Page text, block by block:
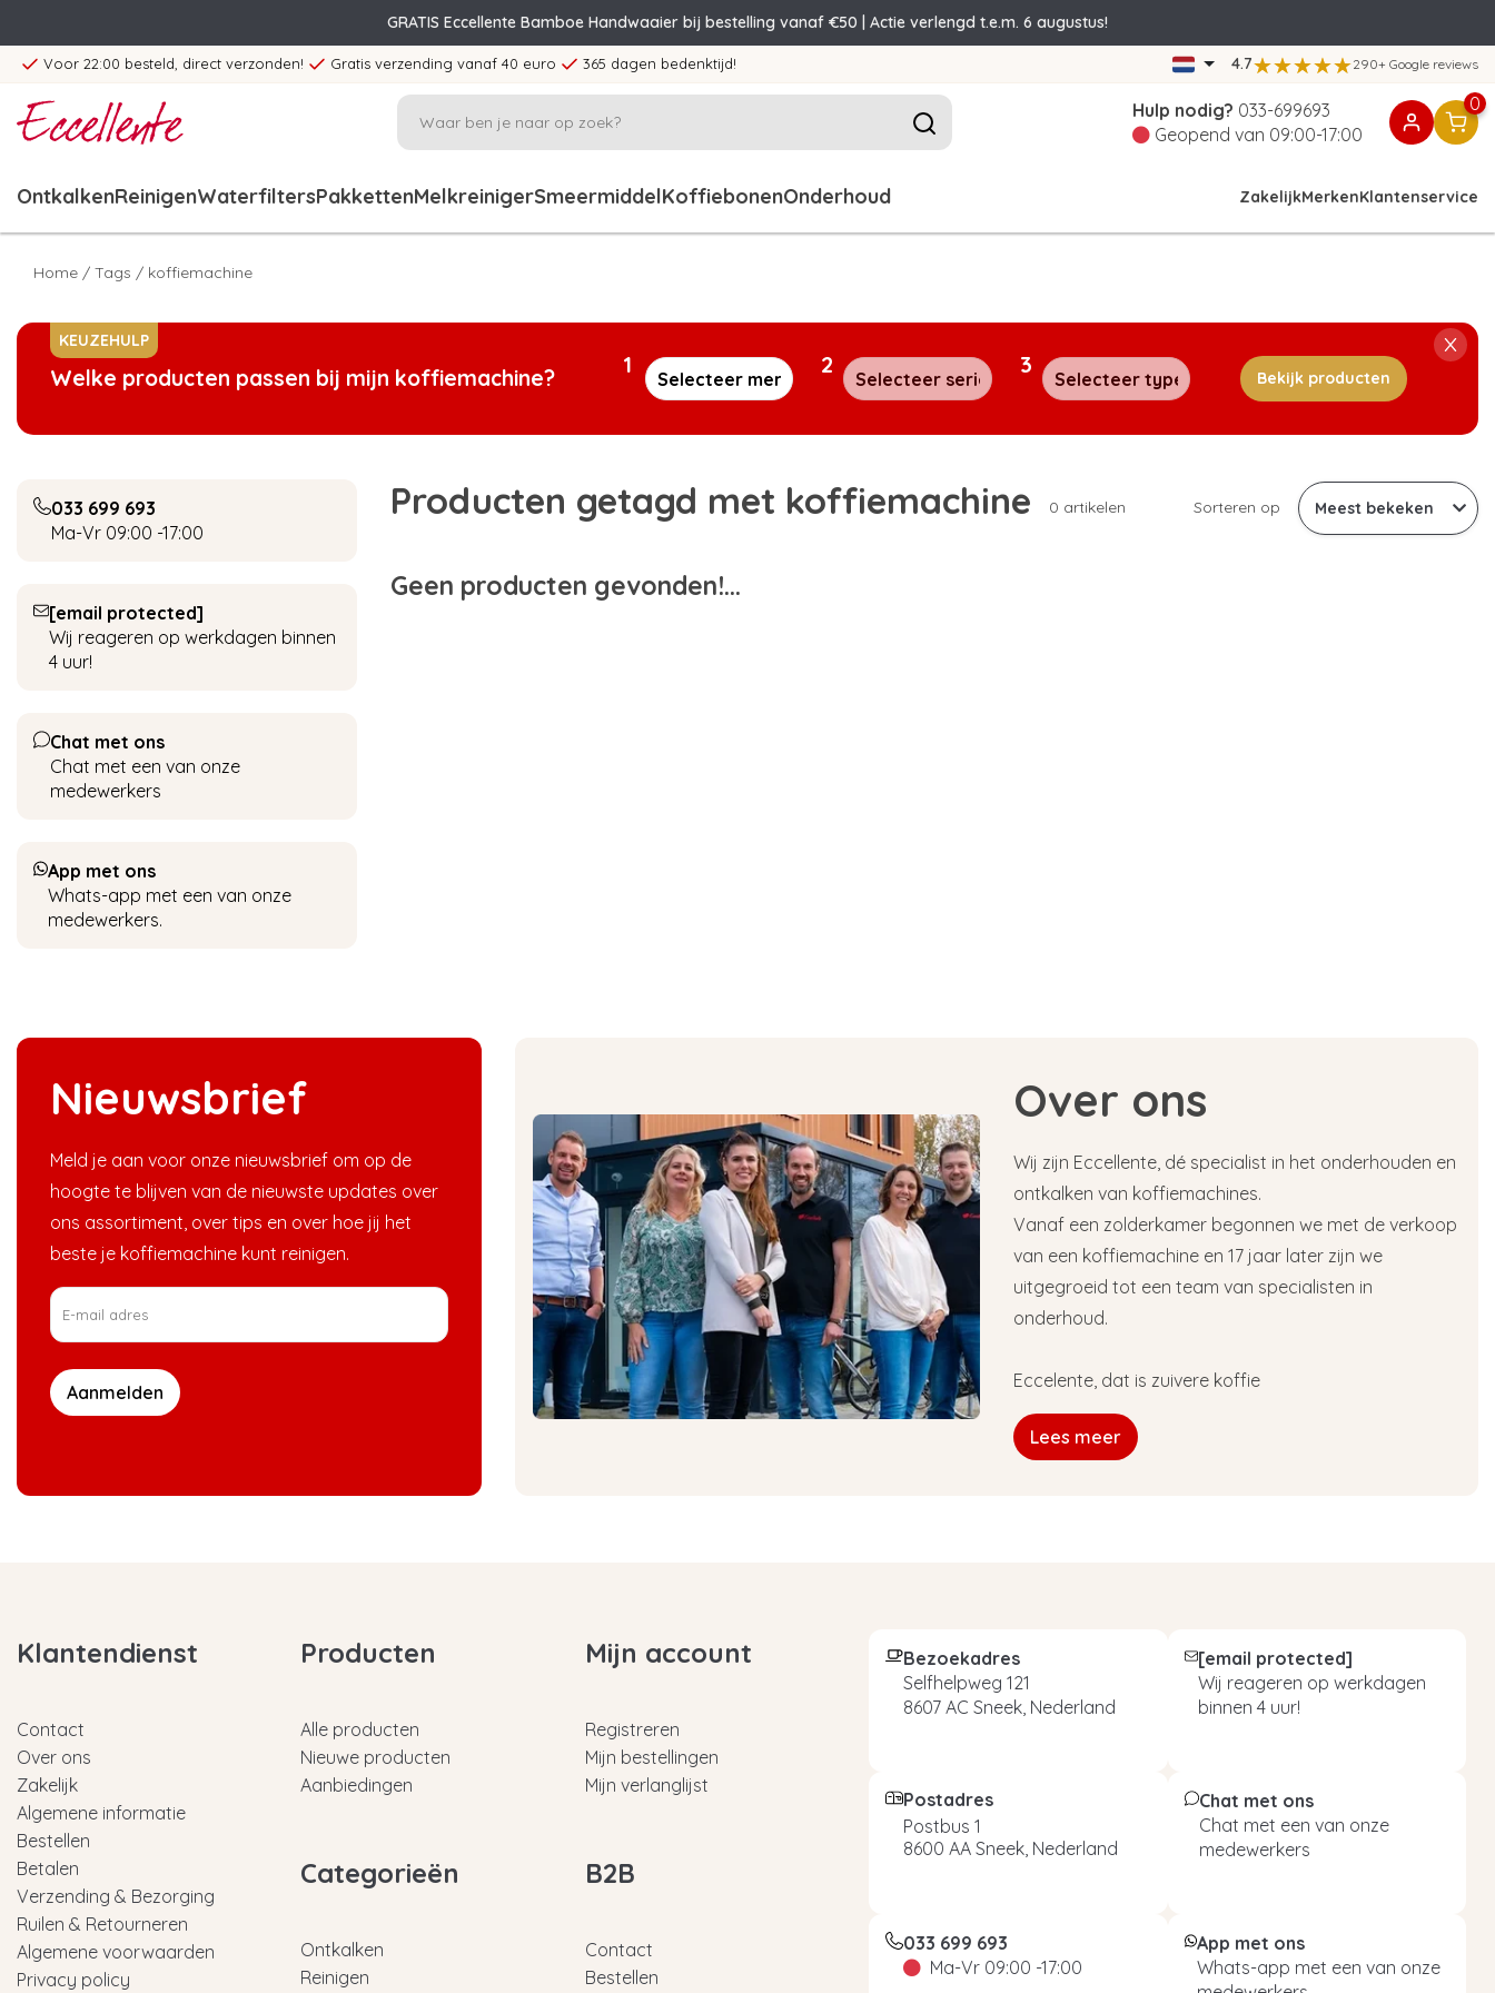
GRATIS Eccellente Bamboe Handwaaier bij bestelling vanaf €50 | Actie verlengd t.e.m. 6 augustus!
Voor 22:00 besteld, direct verzonden! Gratis verzending vanaf 40 euro 365 dagen bedenktijd! 4.7 290+ Google reviews
Hulp nodig? 033-699693
Geopend van 09:00-17:00
0
OntkalkenReinigenWaterfiltersPakkettenMelkreinigerSmeermiddelKoffiebonenOnderhoud ZakelijkMerkenKlantenservice
Home / Tags / koffiemachine
KEUZEHULP
Welke producten passen bij mijn koffiemachine? 1 2 3 Bekijk producten
033 699 693
Ma-Vr 09:00 -17:00
[email protected]
Wij reageren op werkdagen binnen
4 uur!
Chat met ons
Chat met een van onze
medewerkers
App met ons
Whats-app met een van onze
medewerkers.
Producten getagd met koffiemachine 0 artikelen Sorteren op
Geen producten gevonden!...
Nieuwsbrief
Meld je aan voor onze nieuwsbrief om op de
hoogte te blijven van de nieuwste updates over
ons assortiment, over tips en over hoe jij het
beste je koffiemachine kunt reinigen.
Aanmelden
Over ons
Wij zijn Eccellente, dé specialist in het onderhouden en
ontkalken van koffiemachines.
Vanaf een zolderkamer begonnen we met de verkoop
van een koffiemachine en 17 jaar later zijn we
uitgegroeid tot een team van specialisten in
onderhoud.
Eccelente, dat is zuivere koffie
Lees meer
Klantendienst
Contact
Over ons
Zakelijk
Algemene informatie
Bestellen
Betalen
Verzending & Bezorging
Ruilen & Retourneren
Algemene voorwaarden
Privacy policy
Producten
Alle producten
Nieuwe producten
Aanbiedingen
Categorieën
Ontkalken
Reinigen
Mijn account
Registreren
Mijn bestellingen
Mijn verlanglijst
B2B
Contact
Bestellen
Bezoekadres
Selfhelpweg 121
8607 AC Sneek, Nederland
[email protected]
Wij reageren op werkdagen
binnen 4 uur!
Postadres
Postbus 1
8600 AA Sneek, Nederland
Chat met ons
Chat met een van onze
medewerkers
033 699 693
Ma-Vr 09:00 -17:00
App met ons
Whats-app met een van onze